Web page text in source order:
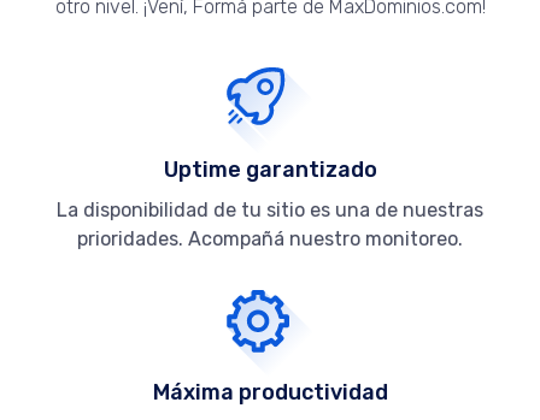
otro nivel. ¡Vení, Formá parte de MaxDominios.com!
Uptime garantizado
La disponibilidad de tu sitio es una de nuestras
prioridades. Acompañá nuestro monitoreo.
Máxima productividad